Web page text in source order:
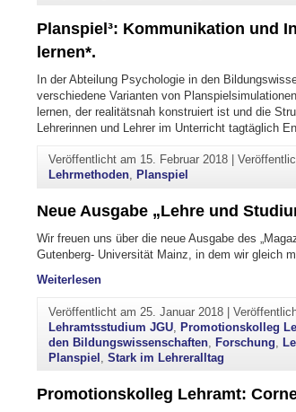
Planspiel³: Kommunikation und
lernen*.
In der Abteilung Psychologie in den
verschiedene Varianten von
lernen, der realitätsnah konstruiert ist und die
Lehrerinnen und Lehrer im Unterricht tagtäglich
Veröffentlicht am 15. Februar 2018 |
Lehrmethoden, Planspiel
Neue Ausgabe „Lehre und
Wir freuen uns über die neue Ausgabe des
Gutenberg- Universität Mainz, in dem wir gleich
Weiterlesen"Neue Ausgabe „Lehre und
Veröffentlicht am 25. Januar 2018 |
Lehramtsstudium JGU
Promotionskolleg
den Bildungswissenschaften
Forschung
Planspiel
,Stark im Lehreralltag
Promotionskolleg Lehramt: